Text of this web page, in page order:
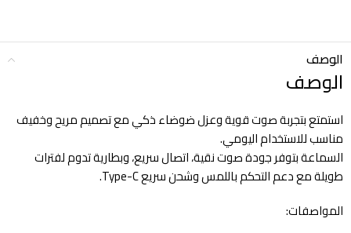
الوصف
الوصف
استمتع بتجربة صوت قوية وعزل ضوضاء ذكي مع تصميم مريح وخفيف
مناسب للاستخدام اليومي.
السماعة بتوفر جودة صوت نقية، اتصال سريع، وبطارية تدوم لفترات
طويلة مع دعم التحكم باللمس وشحن سريع Type-C.
المواصفات: